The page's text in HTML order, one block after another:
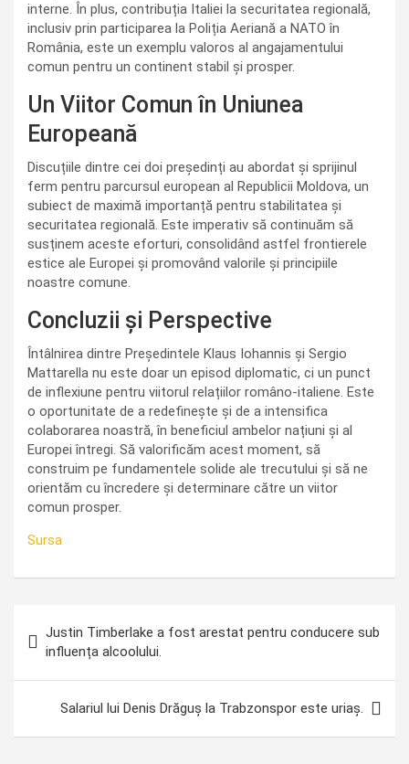
interne. În plus, contribuția Italiei la securitatea regională,
inclusiv prin participarea la Poliția Aeriană a NATO în
România, este un exemplu valoros al angajamentului
comun pentru un continent stabil și prosper.
Un Viitor Comun în Uniunea
Europeană
Discuțiile dintre cei doi președinți au abordat și sprijinul
ferm pentru parcursul european al Republicii Moldova, un
subiect de maximă importanță pentru stabilitatea și
securitatea regională. Este imperativ să continuăm să
susținem aceste eforturi, consolidând astfel frontierele
estice ale Europei și promovând valorile și principiile
noastre comune.
Concluzii și Perspective
Întâlnirea dintre Președintele Klaus Iohannis și Sergio
Mattarella nu este doar un episod diplomatic, ci un punct
de inflexiune pentru viitorul relațiilor româno-italiene. Este
o oportunitate de a redefinește și de a intensifica
colaborarea noastră, în beneficiul ambelor națiuni și al
Europei întregi. Să valorificăm acest moment, să
construim pe fundamentele solide ale trecutului și să ne
orientăm cu încredere și determinare către un viitor
comun prosper.
Sursa
în
articole
Justin Timberlake a fost arestat pentru conducere sub
influența alcoolului.
Salariul lui Denis Drăguș la Trabzonspor este uriaș.